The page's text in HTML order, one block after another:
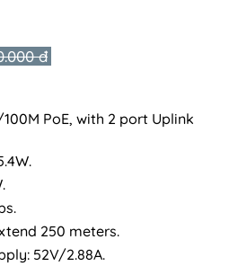
đ
PoE, with 2 port Uplink
250 meters.
52V/2.88A.